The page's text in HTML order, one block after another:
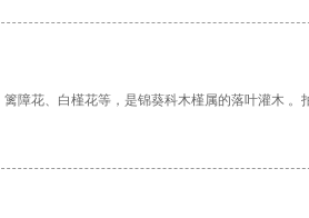
障花、白槿花等，是锦葵科木槿属的落叶灌木 。